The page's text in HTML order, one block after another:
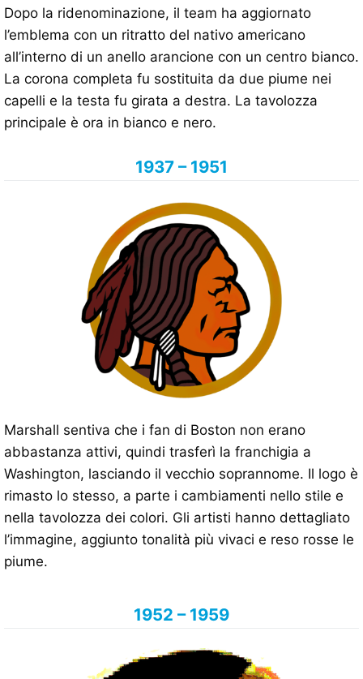
Dopo la ridenominazione, il team ha aggiornato
l’emblema con un ritratto del nativo americano
all’interno di un anello arancione con un centro bianco.
La corona completa fu sostituita da due piume nei
capelli e la testa fu girata a destra. La tavolozza
principale è ora in bianco e nero.
1937 – 1951
Marshall sentiva che i fan di Boston non erano
abbastanza attivi, quindi trasferì la franchigia a
Washington, lasciando il vecchio soprannome. Il logo è
rimasto lo stesso, a parte i cambiamenti nello stile e
nella tavolozza dei colori. Gli artisti hanno dettagliato
l’immagine, aggiunto tonalità più vivaci e reso rosse le
piume.
1952 – 1959